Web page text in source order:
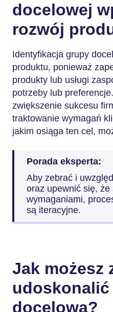
docelowej
rozwój
Identyfikacja grupy
produktu, ponieważ
produkty lub usługi
potrzeby lub
zwiększenie sukcesu
traktowanie wymagań
jakim osiąga ten cel,
Porada eksperta:
Aby zebrać i
oraz upewnić się,
wymaganiami,
są iteracyjne.
Jak możesz
docelową?